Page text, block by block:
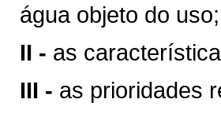
água objeto do uso;
II - as
III - as prioridades